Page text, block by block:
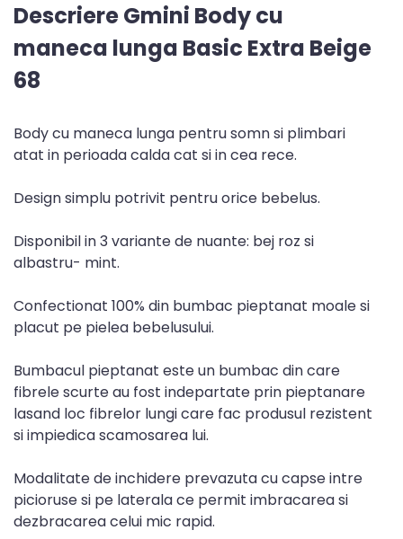
Descriere Gmini Body cu
maneca lunga Basic Extra Beige
68
Body cu maneca lunga pentru somn si plimbari
atat in perioada calda cat si in cea rece.
Design simplu potrivit pentru orice bebelus.
Disponibil in 3 variante de nuante: bej roz si
albastru- mint.
Confectionat 100% din bumbac pieptanat moale si
placut pe pielea bebelusului.
Bumbacul pieptanat este un bumbac din care
fibrele scurte au fost indepartate prin pieptanare
lasand loc fibrelor lungi care fac produsul rezistent
si impiedica scamosarea lui.
Modalitate de inchidere prevazuta cu capse intre
picioruse si pe laterala ce permit imbracarea si
dezbracarea celui mic rapid.